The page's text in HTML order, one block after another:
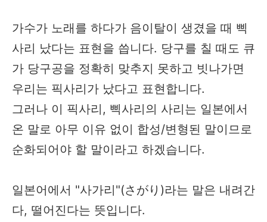
가수가 노래를 하다가 음이탈이 생겼을 때 삑
사리 났다는 표현을 씁니다. 당구를 칠 때도 큐
가 당구공을 정확히 맞추지 못하고 빗나가면
우리는 픽사리가 났다고 표현합니다.
그러나 이 픽사리, 삑사리의 사리는 일본에서
온 말로 아무 이유 없이 합성/변형된 말이므로
순화되어야 할 말이라고 하겠습니다.
일본어에서 "사가리"(さがり)라는 말은 내려간
다, 떨어진다는 뜻입니다.